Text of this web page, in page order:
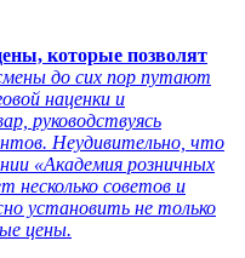
которые позволят
до сих пор путают
наценки и
руководствуясь
Неудивительно, что
«Академия розничных
несколько советов и
установить не только
цены.